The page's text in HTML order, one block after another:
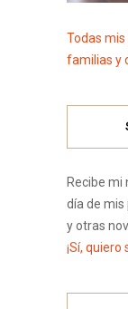
Todas
familias y
Recibe mi
día de mis
y otras
¡Sí, quiero